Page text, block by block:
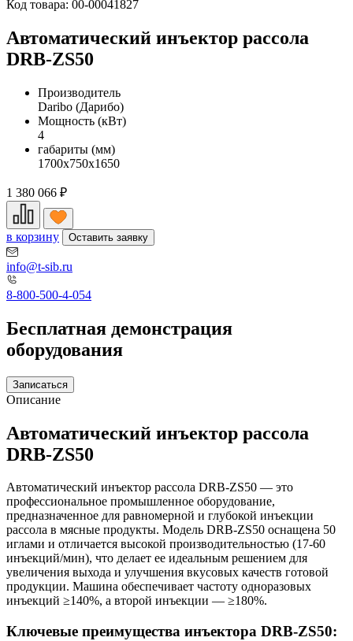
Код товара: 00-00041827
Автоматический инъектор рассола
DRB-ZS50
Производитель
Daribo (Дарибо)
Мощность (кВт)
4
габариты (мм)
1700х750х1650
1 380 066 ₽
в корзину Оставить заявку
info@t-sib.ru
8-800-500-4-054
Бесплатная демонстрация
оборудования
Записаться
Описание
Автоматический инъектор рассола
DRB-ZS50
Автоматический инъектор рассола DRB-ZS50 — это
профессиональное промышленное оборудование,
предназначенное для равномерной и глубокой инъекции
рассола в мясные продукты. Модель DRB-ZS50 оснащена 50
иглами и отличается высокой производительностью (17-60
инъекций/мин), что делает ее идеальным решением для
увеличения выхода и улучшения вкусовых качеств готовой
продукции. Машина обеспечивает частоту одноразовых
инъекций ≥140%, а второй инъекции — ≥180%.
Ключевые преимущества инъектора DRB-ZS50: